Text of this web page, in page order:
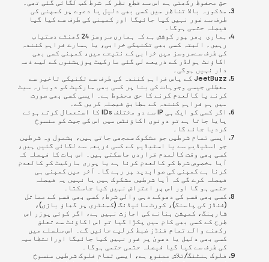
حق محفوظ رکھتی ہے اس سے قطع نظر کہ شرط کب لگائی گئی تھی۔
مذکورہ بالا تناظر میں کسی بھی دلیل یا دعوے پر کمپنی کی
طرف سے غور نہیں کیا جائیگا اور کمپنی کی طرف سے کیا گیا
فیصلہ حتمی ہوگا۔
ہماری بھر پور کوشش ہے کہ ہماری سروسز 24 گھنٹے دستیاب
رہیں۔ البتہ کسی بھی تکنیکی خرابی، یا ہمارے فراہم کنندہ
کی طرف سےسروسز میں خرابی کے نتیجے میں، کمپنی کسی بھی
اکاؤنٹ ہولڈر کے ذریعے لی گئی مارکیٹ پوزیشنوں کے لیے ذمہ
دار نہیں ہوگی۔
JeetBuzz کے پاس فراہم کنندہ کی طرف سے تکنیکی تاخیر سے
معطلی جیسی وجوہات کی بنا پر کسی بھی مارکیٹ کو دوبارہ سیٹ
کرنے یا کالعدم کرنے کا حق محفوظ ہے۔ ایسی کسی بھی صورت
میں ہم فراہم کنندہ کے مطابق فیصلہ کریں گے۔
اگر کسی کو ایک ہی IP سے دو مختلف IDs کا استعمال کرتے ہوئے
پایا جاتا ہے تو دونوں اکاؤنٹس میں اس کی جیت کو منسوخ
کردیا جائے گا۔
ایسی تمام شرطیں جو مشکوک سمجھی جاتی ہیں، بشمول وہ شرطیں
جو اسٹیڈیم سے یا اسٹیڈیم کے کسی ذریعہ سے لگائی گئیں ہیں،
کسی بھی وقت کالعدم قراردی جاسکتی ہیں۔ اس بات کا فیصلہ کہ
آیا مخصوص شرط کو کالعدم کرنا ہے یا پوری مارکیٹ کو کالعدم
کرنا ہے کمپنی کی صوابدید پر رہے گا۔ آخر میں کمپنی ہی
فیصلہ کرے گی کہ آیا شرطیں مشکوک ہیں یا نہیں یہ فیصلہ
حتمی ہو گا اور اس پر اعتراض نہیں کیا جاسکتا۔
کسی بھی قسم کی دھوکے دہی والی شرط، کسی بھی قسم کے مماثل
(فنڈز کی پاسنگ)، کورٹ سائیڈنگ (کمنٹری پر گھاؤ بازی)،
شارپنگ، کمیشن بنانے کی اجازت نہیں ہے، اگر کوئی یوزر اس
طرح کے کسی بھی کام میں پکڑا گیا تو اس اکاؤنٹ سے تعلق
رکھنے والے تمام فنڈز ضبط کرلیے جائیں گے۔ اس سلسلے میں
کسی بھی دلیل یا دعویٰ پر غور نہیں کیا جائیگا اورانتظامیہ
کی طرف سے کیا گیا فیصلہ حتمی حتمی ہوگا۔
فلوک ہنٹنگ/تلاش ممنوع ہے، ایسی تمام فلوک شرطیں منسوخ